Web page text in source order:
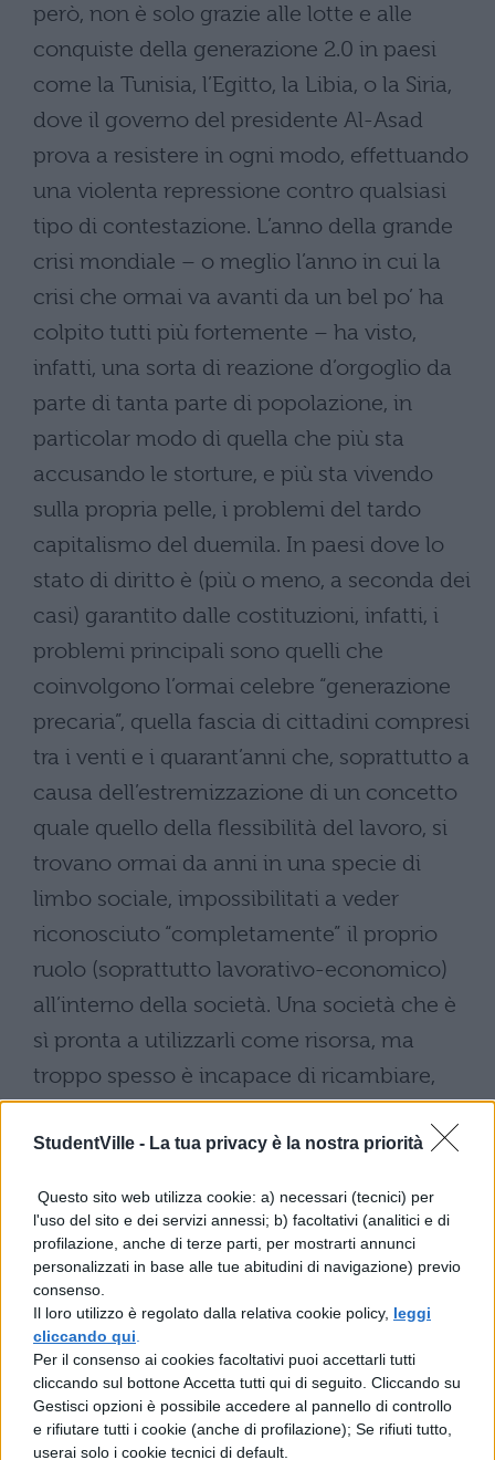
StudentVille - La tua privacy è la nostra priorità
Questo sito web utilizza cookie: a) necessari (tecnici) per
l'uso del sito e dei servizi annessi; b) facoltativi (analitici e di
profilazione, anche di terze parti, per mostrarti annunci
personalizzati in base alle tue abitudini di navigazione) previo
consenso.
Il loro utilizzo è regolato dalla relativa cookie policy, leggi
cliccando qui
Per il consenso ai cookies facoltativi puoi accettarli tutti
cliccando sul bottone Accetta tutti qui di seguito. Cliccando su
Gestisci opzioni è possibile accedere al pannello di controllo
e rifiutare tutti i cookie (anche di profilazione); Se rifiuti tutto,
userai solo i cookie tecnici di default.
però, non è solo grazie alle lotte e alle
conquiste della generazione 2.0 in paesi
come la Tunisia, l’Egitto, la Libia, o la Siria,
dove il governo del presidente Al-Asad
prova a resistere in ogni modo, effettuando
una violenta repressione contro qualsiasi
tipo di contestazione. L’anno della grande
crisi mondiale – o meglio l’anno in cui la
crisi che ormai va avanti da un bel po’ ha
colpito tutti più fortemente – ha visto,
infatti, una sorta di reazione d’orgoglio da
parte di tanta parte di popolazione, in
particolar modo di quella che più sta
accusando le storture, e più sta vivendo
sulla propria pelle, i problemi del tardo
capitalismo del duemila. In paesi dove lo
stato di diritto è (più o meno, a seconda dei
casi) garantito dalle costituzioni, infatti, i
problemi principali sono quelli che
coinvolgono l’ormai celebre “generazione
precaria”, quella fascia di cittadini compresi
tra i venti e i quarant’anni che, soprattutto a
causa dell’estremizzazione di un concetto
quale quello della flessibilità del lavoro, si
trovano ormai da anni in una specie di
limbo sociale, impossibilitati a veder
riconosciuto “completamente” il proprio
ruolo (soprattutto lavorativo-economico)
all’interno della società. Una società che è
sì pronta a utilizzarli come risorsa, ma
troppo spesso è incapace di ricambiare,
fornendogli le tutele e i diritti adeguati,
necessari a una sopravvivenza degna
all’economia.
Nato in Spagna, e successivamente
sviluppatosi in tutta Europa, raggiungendo
anche gli Stati Uniti e persino alcuni paesi
asiatici, il movimento degli “indignati” è un
movimento non violento, essenzialmente
di giovani, che protestano contro le gravi